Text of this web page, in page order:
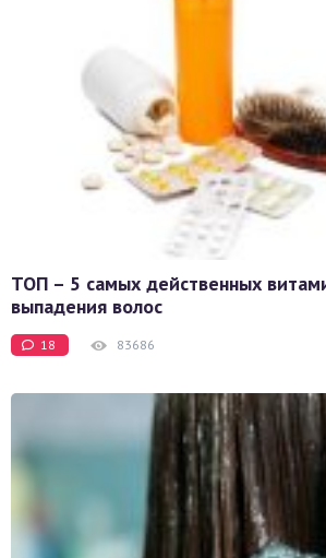
ТОП – 5 самых действенных
выпадения волос
18 83686